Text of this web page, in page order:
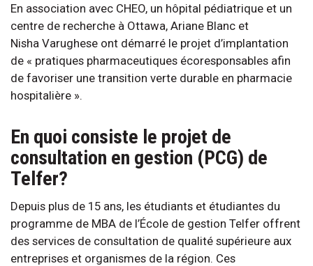
En association avec CHEO, un hôpital pédiatrique et un
centre de recherche à Ottawa, Ariane Blanc et
Nisha Varughese ont démarré le projet d’implantation
de « pratiques pharmaceutiques écoresponsables afin
de favoriser une transition verte durable en pharmacie
hospitalière ».
En quoi consiste le projet de
consultation en gestion (PCG) de
Telfer?
Depuis plus de 15 ans, les étudiants et étudiantes du
programme de MBA de l’École de gestion Telfer offrent
des services de consultation de qualité supérieure aux
entreprises et organismes de la région. Ces